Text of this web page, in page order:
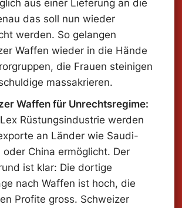
aus einer Lieferung an die
das soll nun wieder
werden. So gelangen
Waffen wieder in die Hände
die Frauen steinigen
massakrieren.
Waffen für Unrechtsregime:
Rüstungsindustrie werden
an Länder wie Saudi-
oder China ermöglicht. Der
ist klar: Die dortige
nach Waffen ist hoch, die
Profite gross. Schweizer